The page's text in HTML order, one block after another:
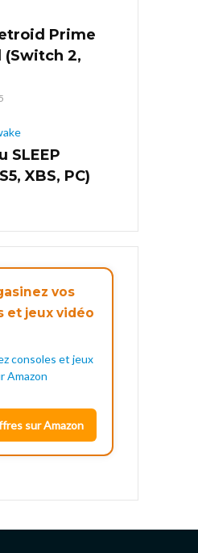
Prime
(Switch 2,
SLEEP
XBS, PC)
vos
et jeux vidéo
sur Amazon